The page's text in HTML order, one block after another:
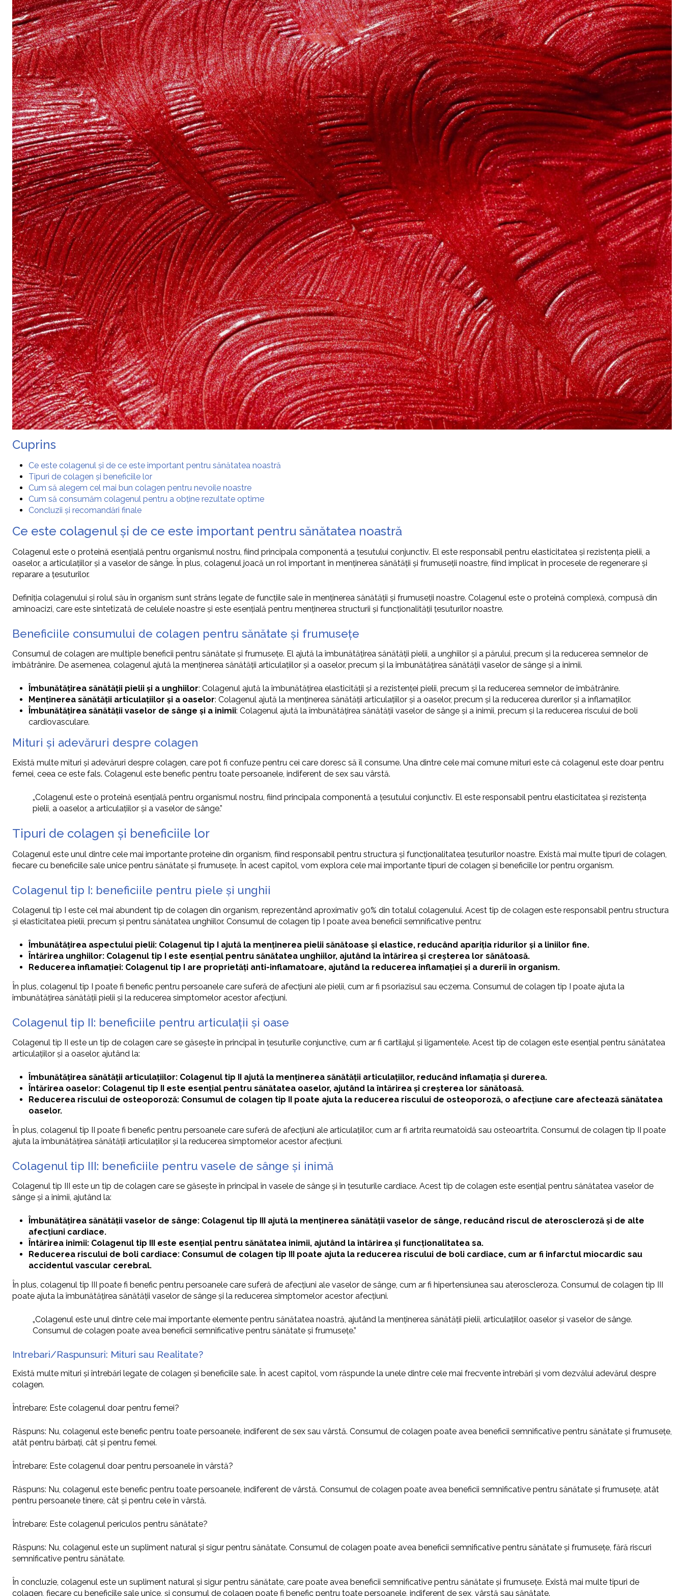
Cuprins
Ce este colagenul și de ce este important pentru sănătatea noastră
Tipuri de colagen și beneficiile lor
Cum să alegem cel mai bun colagen pentru nevoile noastre
Cum să consumăm colagenul pentru a obține rezultate optime
Concluzii și recomandări finale
Ce este colagenul și de ce este important pentru sănătatea noastră
Colagenul este o proteină esențială pentru organismul nostru, fiind principala componentă a țesutului conjunctiv. El este responsabil pentru elasticitatea și rezistența pielii, a
oaselor, a articulațiilor și a vaselor de sânge. În plus, colagenul joacă un rol important în menținerea sănătății și frumuseții noastre, fiind implicat în procesele de regenerare și
reparare a țesuturilor.
Definiția colagenului și rolul său în organism sunt strâns legate de funcțiile sale în menținerea sănătății și frumuseții noastre. Colagenul este o proteină complexă, compusă din
aminoacizi, care este sintetizată de celulele noastre și este esențială pentru menținerea structurii și funcționalității țesuturilor noastre.
Beneficiile consumului de colagen pentru sănătate și frumusețe
Consumul de colagen are multiple beneficii pentru sănătate și frumusețe. El ajută la îmbunătățirea sănătății pielii, a unghiilor și a părului, precum și la reducerea semnelor de
îmbătrânire. De asemenea, colagenul ajută la menținerea sănătății articulațiilor și a oaselor, precum și la îmbunătățirea sănătății vaselor de sânge și a inimii.
Îmbunătățirea sănătății pielii și a unghiilor: Colagenul ajută la îmbunătățirea elasticității și a rezistenței pielii, precum și la reducerea semnelor de îmbătrânire.
Menținerea sănătății articulațiilor și a oaselor: Colagenul ajută la menținerea sănătății articulațiilor și a oaselor, precum și la reducerea durerilor și a inflamațiilor.
Îmbunătățirea sănătății vaselor de sânge și a inimii: Colagenul ajută la îmbunătățirea sănătății vaselor de sânge și a inimii, precum și la reducerea riscului de boli
cardiovasculare.
Mituri și adevăruri despre colagen
Există multe mituri și adevăruri despre colagen, care pot fi confuze pentru cei care doresc să îl consume. Una dintre cele mai comune mituri este că colagenul este doar pentru
femei, ceea ce este fals. Colagenul este benefic pentru toate persoanele, indiferent de sex sau vârstă.
„Colagenul este o proteină esențială pentru organismul nostru, fiind principala componentă a țesutului conjunctiv. El este responsabil pentru elasticitatea și rezistența
pielii, a oaselor, a articulațiilor și a vaselor de sânge.”
Tipuri de colagen și beneficiile lor
Colagenul este unul dintre cele mai importante proteine din organism, fiind responsabil pentru structura și funcționalitatea țesuturilor noastre. Există mai multe tipuri de colagen,
fiecare cu beneficiile sale unice pentru sănătate și frumusețe. În acest capitol, vom explora cele mai importante tipuri de colagen și beneficiile lor pentru organism.
Colagenul tip I: beneficiile pentru piele și unghii
Colagenul tip I este cel mai abundent tip de colagen din organism, reprezentând aproximativ 90% din totalul colagenului. Acest tip de colagen este responsabil pentru structura
și elasticitatea pielii, precum și pentru sănătatea unghiilor. Consumul de colagen tip I poate avea beneficii semnificative pentru:
Îmbunătățirea aspectului pielii: Colagenul tip I ajută la menținerea pielii sănătoase și elastice, reducând apariția ridurilor și a liniilor fine.
Întărirea unghiilor: Colagenul tip I este esențial pentru sănătatea unghiilor, ajutând la întărirea și creșterea lor sănătoasă.
Reducerea inflamației: Colagenul tip I are proprietăți anti-inflamatoare, ajutând la reducerea inflamației și a durerii în organism.
În plus, colagenul tip I poate fi benefic pentru persoanele care suferă de afecțiuni ale pielii, cum ar fi psoriazisul sau eczema. Consumul de colagen tip I poate ajuta la
îmbunătățirea sănătății pielii și la reducerea simptomelor acestor afecțiuni.
Colagenul tip II: beneficiile pentru articulații și oase
Colagenul tip II este un tip de colagen care se găsește în principal în țesuturile conjunctive, cum ar fi cartilajul și ligamentele. Acest tip de colagen este esențial pentru sănătatea
articulațiilor și a oaselor, ajutând la:
Îmbunătățirea sănătății articulațiilor: Colagenul tip II ajută la menținerea sănătății articulațiilor, reducând inflamația și durerea.
Întărirea oaselor: Colagenul tip II este esențial pentru sănătatea oaselor, ajutând la întărirea și creșterea lor sănătoasă.
Reducerea riscului de osteoporoză: Consumul de colagen tip II poate ajuta la reducerea riscului de osteoporoză, o afecțiune care afectează sănătatea
oaselor.
În plus, colagenul tip II poate fi benefic pentru persoanele care suferă de afecțiuni ale articulațiilor, cum ar fi artrita reumatoidă sau osteoartrita. Consumul de colagen tip II poate
ajuta la îmbunătățirea sănătății articulațiilor și la reducerea simptomelor acestor afecțiuni.
Colagenul tip III: beneficiile pentru vasele de sânge și inimă
Colagenul tip III este un tip de colagen care se găsește în principal în vasele de sânge și în țesuturile cardiace. Acest tip de colagen este esențial pentru sănătatea vaselor de
sânge și a inimii, ajutând la:
Îmbunătățirea sănătății vaselor de sânge: Colagenul tip III ajută la menținerea sănătății vaselor de sânge, reducând riscul de ateroscleroză și de alte
afecțiuni cardiace.
Întărirea inimii: Colagenul tip III este esențial pentru sănătatea inimii, ajutând la întărirea și funcționalitatea sa.
Reducerea riscului de boli cardiace: Consumul de colagen tip III poate ajuta la reducerea riscului de boli cardiace, cum ar fi infarctul miocardic sau
accidentul vascular cerebral.
În plus, colagenul tip III poate fi benefic pentru persoanele care suferă de afecțiuni ale vaselor de sânge, cum ar fi hipertensiunea sau ateroscleroza. Consumul de colagen tip III
poate ajuta la îmbunătățirea sănătății vaselor de sânge și la reducerea simptomelor acestor afecțiuni.
„Colagenul este unul dintre cele mai importante elemente pentru sănătatea noastră, ajutând la menținerea sănătății pielii, articulațiilor, oaselor și vaselor de sânge.
Consumul de colagen poate avea beneficii semnificative pentru sănătate și frumusețe.”
Intrebari/Raspunsuri: Mituri sau Realitate?
Există multe mituri și întrebări legate de colagen și beneficiile sale. În acest capitol, vom răspunde la unele dintre cele mai frecvente întrebări și vom dezvălui adevărul despre
colagen.
Întrebare: Este colagenul doar pentru femei?
Răspuns: Nu, colagenul este benefic pentru toate persoanele, indiferent de sex sau vârstă. Consumul de colagen poate avea beneficii semnificative pentru sănătate și frumusețe,
atât pentru bărbați, cât și pentru femei.
Întrebare: Este colagenul doar pentru persoanele în vârstă?
Răspuns: Nu, colagenul este benefic pentru toate persoanele, indiferent de vârstă. Consumul de colagen poate avea beneficii semnificative pentru sănătate și frumusețe, atât
pentru persoanele tinere, cât și pentru cele în vârstă.
Întrebare: Este colagenul periculos pentru sănătate?
Răspuns: Nu, colagenul este un supliment natural și sigur pentru sănătate. Consumul de colagen poate avea beneficii semnificative pentru sănătate și frumusețe, fără riscuri
semnificative pentru sănătate.
În concluzie, colagenul este un supliment natural și sigur pentru sănătate, care poate avea beneficii semnificative pentru sănătate și frumusețe. Există mai multe tipuri de
colagen, fiecare cu beneficiile sale unice, și consumul de colagen poate fi benefic pentru toate persoanele, indiferent de sex, vârstă sau sănătate.